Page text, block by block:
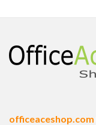
officeaceshop.com